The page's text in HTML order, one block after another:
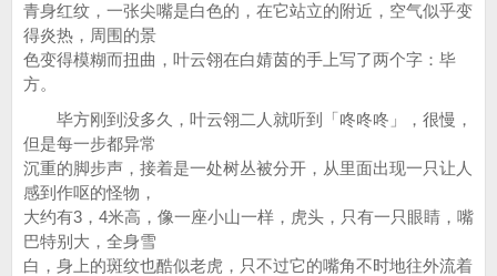
青身红纹，一张尖嘴是白色的，在它站立的附近，空气似乎变
得炎热，周围的景
色变得模糊而扭曲，叶云翎在白婧茵的手上写了两个字：毕
方。
毕方刚到没多久，叶云翎二人就听到「咚咚咚」，很慢，
但是每一步都异常
沉重的脚步声，接着是一处树丛被分开，从里面出现一只让人
感到作呕的怪物，
大约有3，4米高，像一座小山一样，虎头，只有一只眼睛，嘴
巴特别大，全身雪
白，身上的斑纹也酷似老虎，只不过它的嘴角不时地往外流着